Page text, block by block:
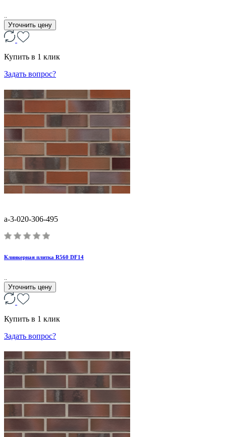
..
Уточнить цену
Купить в 1 клик
Задать вопрос?
a-3-020-306-495
Клинкерная плитка R560 DF14
..
Уточнить цену
Купить в 1 клик
Задать вопрос?